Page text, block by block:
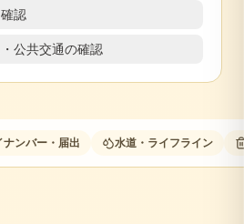
認
公共交通の確認
ナンバー・届出 水道・ライフライン